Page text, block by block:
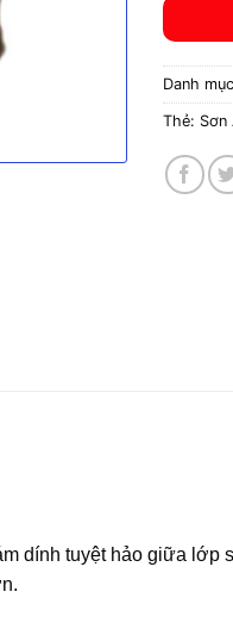
Danh
Thẻ: Sơn
dính tuyệt hảo giữa